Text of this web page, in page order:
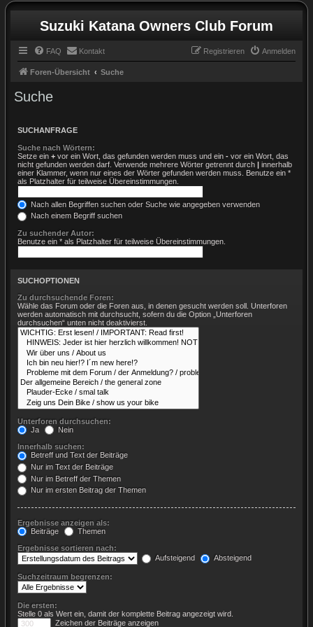
Suzuki Katana Owners Club Forum
FAQ Kontakt Anmelden
Registrieren
Foren-Übersicht Suche
Suche
SUCHANFRAGE
Suche nach Wörtern:
Setze ein + vor ein Wort, das gefunden werden muss und ein - vor ein Wort, das
nicht gefunden werden darf. Verwende mehrere Wörter getrennt durch | innerhalb
einer Klammer, wenn nur eines der Wörter gefunden werden muss. Benutze ein *
als Platzhalter für teilweise Übereinstimmungen.
Nach allen Begriffen suchen oder Suche wie angegeben verwenden
Nach einem Begriff suchen
Zu suchender Autor:
Benutze ein * als Platzhalter für teilweise Übereinstimmungen.
SUCHOPTIONEN
Zu durchsuchende Foren:
Wähle das Forum oder die Foren aus, in denen gesucht werden soll. Unterforen
werden automatisch mit durchsucht, sofern du die Option „Unterforen
durchsuchen“ unten nicht deaktivierst.
Unterforen durchsuchen:
Ja
Nein
Innerhalb suchen:
Betreff und Text der Beiträge
Nur im Text der Beiträge
Nur im Betreff der Themen
Nur im ersten Beitrag der Themen
Ergebnisse anzeigen als:
Beiträge
Themen
Ergebnisse sortieren nach:
Aufsteigend
Absteigend
Suchzeitraum begrenzen:
Die ersten:
Stelle 0 als Wert ein, damit der komplette Beitrag angezeigt wird.
Zeichen der Beiträge anzeigen